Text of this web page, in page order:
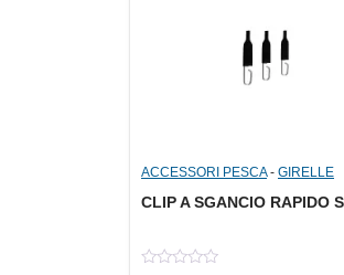
ACCESSORI PESCA- GIRELLE
CLIP A SGANCIO RAPIDO